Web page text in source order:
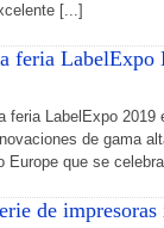
[...]
feria LabelExpo
feria LabelExpo
de gama
Europe que se
de